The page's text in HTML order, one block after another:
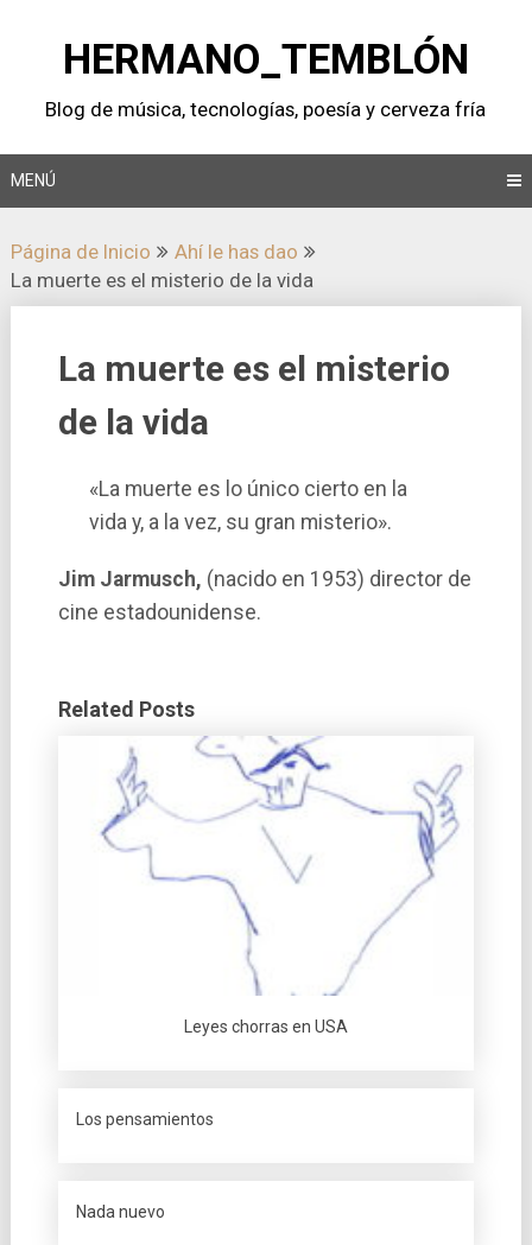
contenidoHERMANO_TEMBLÓN
Blog de música, tecnologí­as, poesí­a y cerveza frí­a
MENÚ
Página de Inicio
Ahí­ le has dao
La muerte es el misterio de la vida
La muerte es el misterio
de la vida
«La muerte es lo único cierto en la
vida y, a la vez, su gran misterio».
Jim Jarmusch, (nacido en 1953) director de
cine estadounidense.
Related Posts
Leyes chorras en USA
Los pensamientos
Nada nuevo